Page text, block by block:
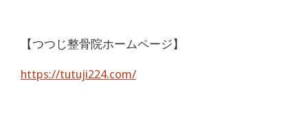
【つつじ整骨院ホームページ】
https://tutuji224.com/